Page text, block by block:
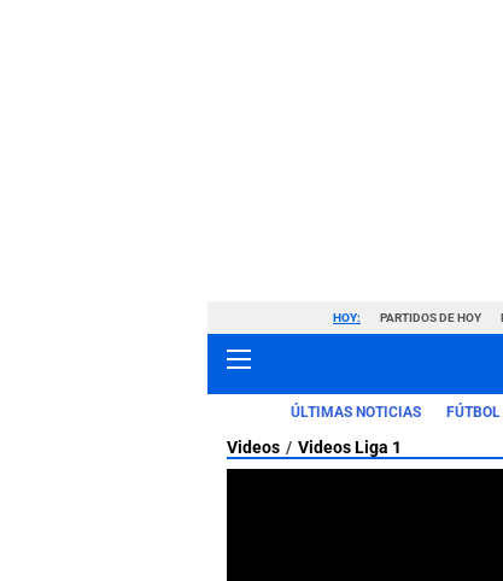
HOY: PARTIDOS DE HOY
ÚLTIMAS NOTICIAS
Videos Videos Liga 1